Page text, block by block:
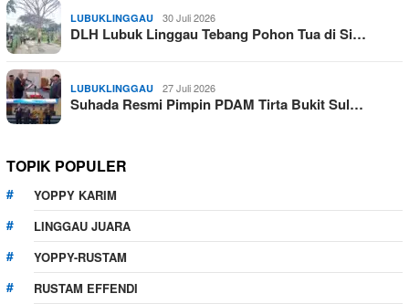
LUBUKLINGGAU 30 Juli 2026
DLH Lubuk Linggau Tebang Pohon Tua di Si…
LUBUKLINGGAU 27 Juli 2026
Suhada Resmi Pimpin PDAM Tirta Bukit Sul…
TOPIK POPULER
YOPPY KARIM
LINGGAU JUARA
YOPPY-RUSTAM
RUSTAM EFFENDI